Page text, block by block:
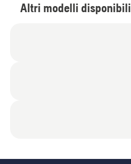
Altri modelli disponibili